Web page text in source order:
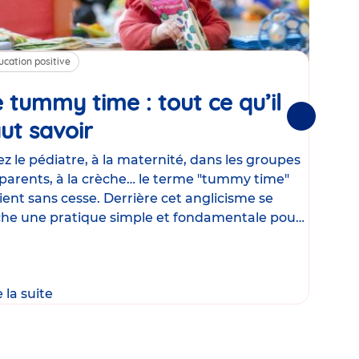
positive
tummy time : tout ce qu’il
savoirArticle
le pédiatre, à la maternité, dans les groupes
à la crèche… le terme "tummy time"
sans cesse. Derrière cet anglicisme se
une pratique simple et fondamentale pour
la suite
Suivantes